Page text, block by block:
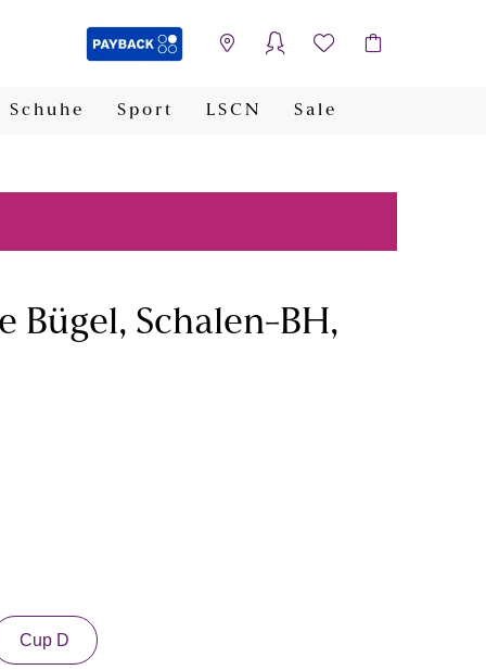
Schuhe Sport LSCN Sale
Bügel, Schalen-BH,
Cup D